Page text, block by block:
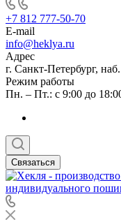
+7 812 777-50-70
E-mail
info@heklya.ru
Адрес
г. Санкт-Петербург,
Режим работы
Пн. – Пт.: с 9:00 до
Связаться